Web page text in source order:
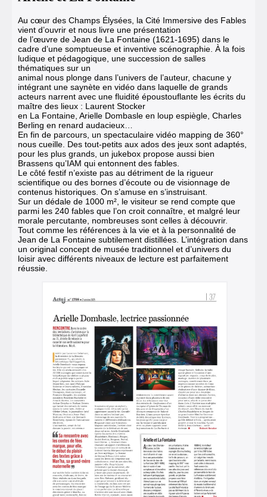
Au cœur des Champs Élysées, la Cité Immersive des Fables
vient d’ouvrir et nous livre une présentation
de l’œuvre de Jean de La Fontaine (1621-1695) dans le
cadre d’une somptueuse et inventive scénographie. À la fois
ludique et pédagogique, une succession de salles
thématiques sur un
animal nous plonge dans l’univers de l’auteur, chacune y
intégrant une saynète en vidéo dans laquelle de grands
acteurs narrent avec une fluidité époustouflante les écrits du
maître des lieux : Laurent Stocker
en La Fontaine, Arielle Dombasle en loup espiègle, Charles
Berling en renard audacieux…
En fin de parcours, un spectaculaire vidéo mapping de 360°
nous cueille. Des tout-petits aux ados des jeux sont adaptés,
pour les plus grands, un jukebox propose aussi bien
Brassens qu’IAM qui entonnent des fables.
Le côté festif n’existe pas au détriment de la rigueur
scientifique ou des bornes d’écoute ou de visionnage de
contenus historiques. On s’amuse en s’instruisant.
Sur un dédale de 1000 m², le visiteur se rend compte que
parmi les 240 fables que l’on croit connaître, et malgré leur
morale percutante, nombreuses sont celles à découvrir.
Tout comme les références à la vie et à la personnalité de
Jean de La Fontaine subtilement distillées. L’intégration dans
un original concept de musée traditionnel et d’univers du
loisir avec différents niveaux de lecture est parfaitement
réussie.